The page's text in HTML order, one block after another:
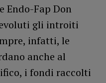
Endo-Fap Don
gli introiti
infatti, le
anche al
i fondi raccolti